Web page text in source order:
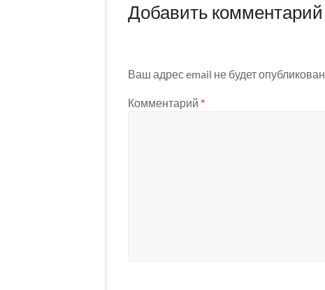
Добавить комментарий
Ваш адрес email не будет опубликован.
Комментарий *